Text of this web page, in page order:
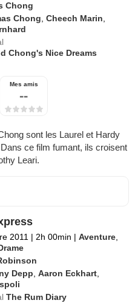
Chong
Chong,Cheech Marin,
Chong's Nice Dreams
Mes amis
--
sont les Laurel et Hardy
ce film fumant, ils croisent
Leari.
2011 | 2h 00min | Aventure,
Depp,Aaron Eckhart,
The Rum Diary